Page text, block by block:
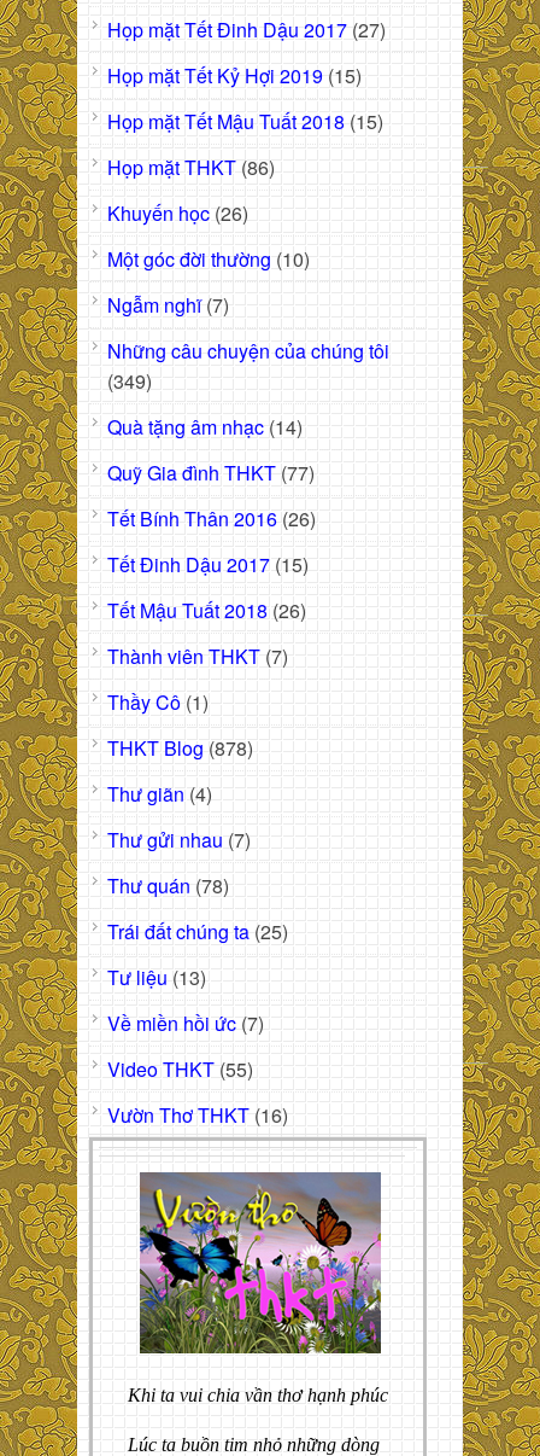
Họp mặt Tết Đinh Dậu 2017 (27)
Họp mặt Tết Kỷ Hợi 2019 (15)
Họp mặt Tết Mậu Tuất 2018 (15)
Họp mặt THKT (86)
Khuyến học (26)
Một góc đời thường (10)
Ngẫm nghĩ(7)
Những câu chuyện của chúng tôi
(349)
Quà tặng âm nhạc (14)
Quỹ Gia đình THKT (77)
Tết Bính Thân 2016 (26)
Tết Đinh Dậu 2017 (15)
Tết Mậu Tuất 2018 (26)
Thành viên THKT (7)
Thầy Cô (1)
THKT Blog (878)
Thư giãn (4)
Thư gửi nhau (7)
Thư quán (78)
Trái đất chúng ta (25)
Tư liệu (13)
Về miền hồi ức (7)
Video THKT (55)
Vườn Thơ THKT (16)
Khi ta vui chia vần thơ hạnh phúc
Lúc ta buồn tim nhỏ những dòng